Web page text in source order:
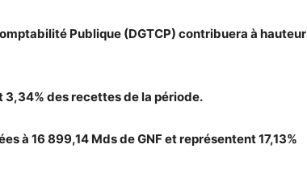
Publique (DGTCP) contribuera à hauteur
3,34% des recettes de la période.
à 16 899,14 Mds de GNF et représentent 17,13%